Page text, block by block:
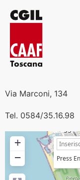
Via Marconi, 134
Tel. 0584/35.16.98
+
−
Press